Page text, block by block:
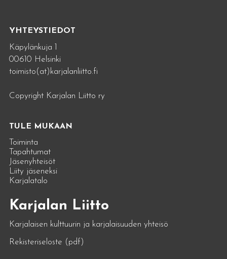
YHTEYSTIEDOT
Käpylänkuja 1
00610 Helsinki
toimisto(at)karjalanliitto.fi
Copyright Karjalan Liitto ry
TULE MUKAAN
Toiminta
Tapahtumat
Jäsenyhteisöt
Liity jäseneksi
Karjalatalo
Karjalan Liitto
Karjalaisen kulttuurin ja karjalaisuuden yhteisö
Rekisteriseloste (pdf)